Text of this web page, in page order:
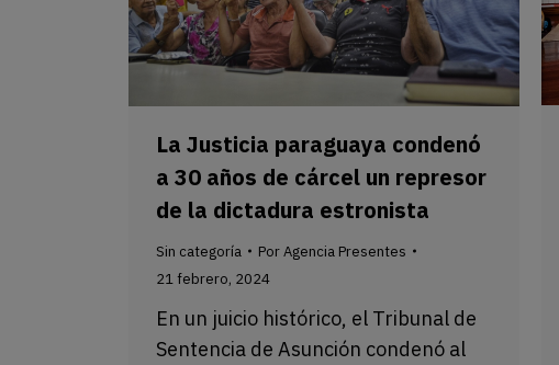
La Justicia paraguaya condenó
a 30 años de cárcel un represor
de la dictadura estronista
Sin categoría PorAgencia Presentes
21 febrero, 2024
En un juicio histórico, el Tribunal de
Sentencia de Asunción condenó al